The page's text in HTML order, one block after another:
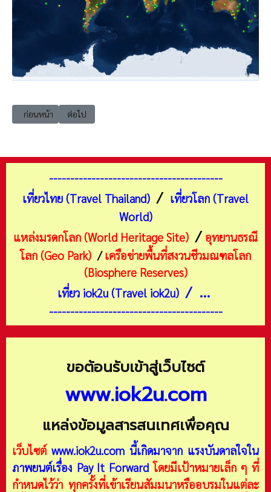
เนื้อหาก่อนหน้า: แหล่งมรดกโลก ที่ถูกถอดถอน
ก่อนหน้า เนื้อหาถัดไป: แหล่งมรดกโลก รวมแหล่งถึง ธันวาคม 2565
ต่อไป
-----------------------------------------
เที่ยวไทย (Travel Thailand) / เที่ยวโลก (Travel
World)
แหล่งมรดกโลก (World Heritage Site) /อุทยานธรณี
โลก (Geo Park) /เครือข่ายพื้นที่สงวนชีวมณฑลโลก
(Biosphere Reserves)
เที่ยว iok2u (Travel iok2u) / ...
-----------------------------------------
ขอต้อนรับเข้าสู่เว็บไซต์
www.iok2u.com
แหล่งข้อมูลสารสนเทศเพื่อคุณ
เว็บไซต์ www.iok2u.com นี้เกิดมาจาก แรงบันดาลใจใน
ภาพยนต์เรื่อง Pay It Forward โดยมีเป้าหมายเล็ก ๆ ที่
กำหนดไว้ว่า ทุกครั้งที่เข้าเรียนสัมมนาหรืออบรมในแต่ละ